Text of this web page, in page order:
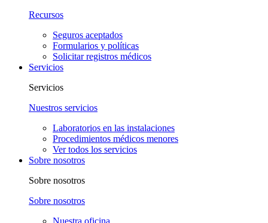
Recursos
Seguros aceptados
Formularios y políticas
Solicitar registros médicos
Servicios
Servicios
Nuestros servicios
Laboratorios en las instalaciones
Procedimientos médicos menores
Ver todos los servicios
Sobre nosotros
Sobre nosotros
Sobre nosotros
Nuestra oficina